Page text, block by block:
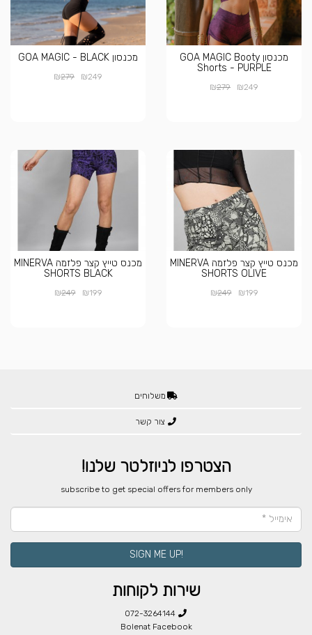
מכנסון GOA MAGIC Booty
Shorts - PURPLE
₪249
₪279
מכנסון GOA MAGIC - BLACK
₪249
₪279
מכנס טייץ קצר פלזמה MINERVA
SHORTS OLIVE
₪199
₪249
מכנס טייץ קצר פלזמה MINERVA
SHORTS BLACK
₪199
₪249
משלוחים
צור קשר
הצטרפו לניוזלטר שלנו!
​subscribe to get special offers for members only
!SIGN ME UP
שירות לקוחות
072-3264144
Bolenat Facebook